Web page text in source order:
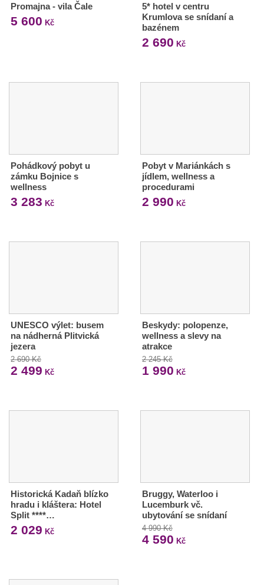
Promajna - vila Čale
5 600 Kč
5* hotel v centru
Krumlova se snídaní a
bazénem
2 690 Kč
Pohádkový pobyt u
zámku Bojnice s
wellness
3 283 Kč
Pobyt v Mariánkách s
jídlem, wellness a
procedurami
2 990 Kč
UNESCO výlet: busem
na nádherná Plitvická
jezera
2 690 Kč
2 499 Kč
Beskydy: polopenze,
wellness a slevy na
atrakce
2 245 Kč
1 990 Kč
Historická Kadaň blízko
hradu i kláštera: Hotel
Split ****…
2 029 Kč
Bruggy, Waterloo i
Lucemburk vč.
ubytování se snídaní
4 990 Kč
4 590 Kč